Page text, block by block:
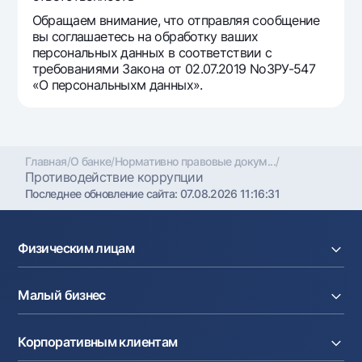
Обращаем внимание, что отправляя сообщение
вы соглашаетесь на обработку ваших
персональных данных в соответствии с
требованиями Закона от 02.07.2019 NoЗРУ-547
«О персональныхм данных».
Главная/О банке/Нормативно правовые докум.../
Противодействие коррупции
Последнее обновление сайта:07.08.2026 11:16:31
Физическим лицам
Вклады
Карты
Курсы валют
Денежные переводы
Малый бизнес
Кредиты
Корпоративным клиентам